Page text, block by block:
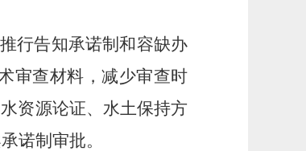
行告知承诺制和容缺办
审查材料，减少审查时
资源论证、水土保持方
诺制审批。